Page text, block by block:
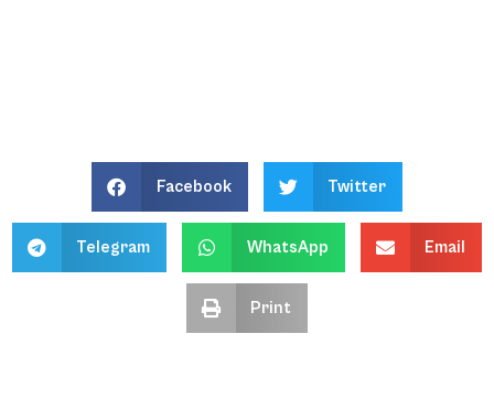
Facebook Twitter
Telegram WhatsApp Email
Print